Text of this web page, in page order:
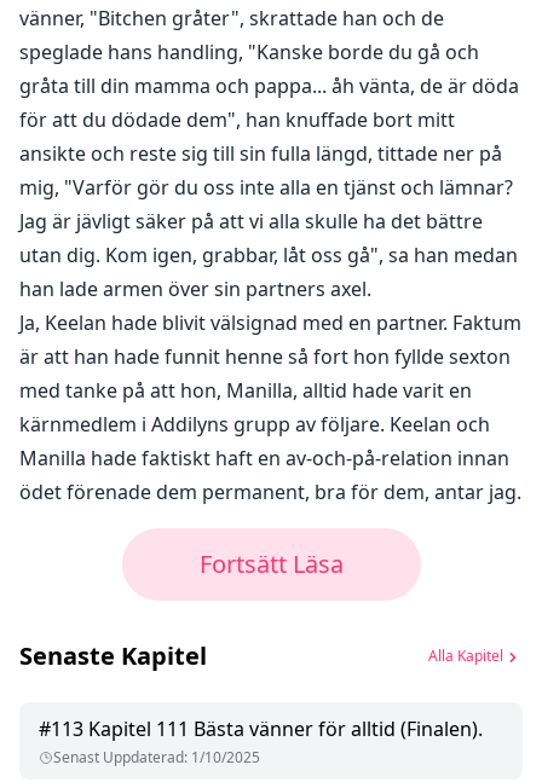
vänner, "Bitchen gråter", skrattade han och de
speglade hans handling, "Kanske borde du gå och
gråta till din mamma och pappa... åh vänta, de är döda
för att du dödade dem", han knuffade bort mitt
ansikte och reste sig till sin fulla längd, tittade ner på
mig, "Varför gör du oss inte alla en tjänst och lämnar?
Jag är jävligt säker på att vi alla skulle ha det bättre
utan dig. Kom igen, grabbar, låt oss gå", sa han medan
han lade armen över sin partners axel.
Ja, Keelan hade blivit välsignad med en partner. Faktum
är att han hade funnit henne så fort hon fyllde sexton
med tanke på att hon, Manilla, alltid hade varit en
kärnmedlem i Addilyns grupp av följare. Keelan och
Manilla hade faktiskt haft en av-och-på-relation innan
ödet förenade dem permanent, bra för dem, antar jag.
Fortsätt Läsa
Senaste Kapitel Alla Kapitel
#113 Kapitel 111 Bästa vänner för alltid (Finalen).
Senast Uppdaterad: 1/10/2025